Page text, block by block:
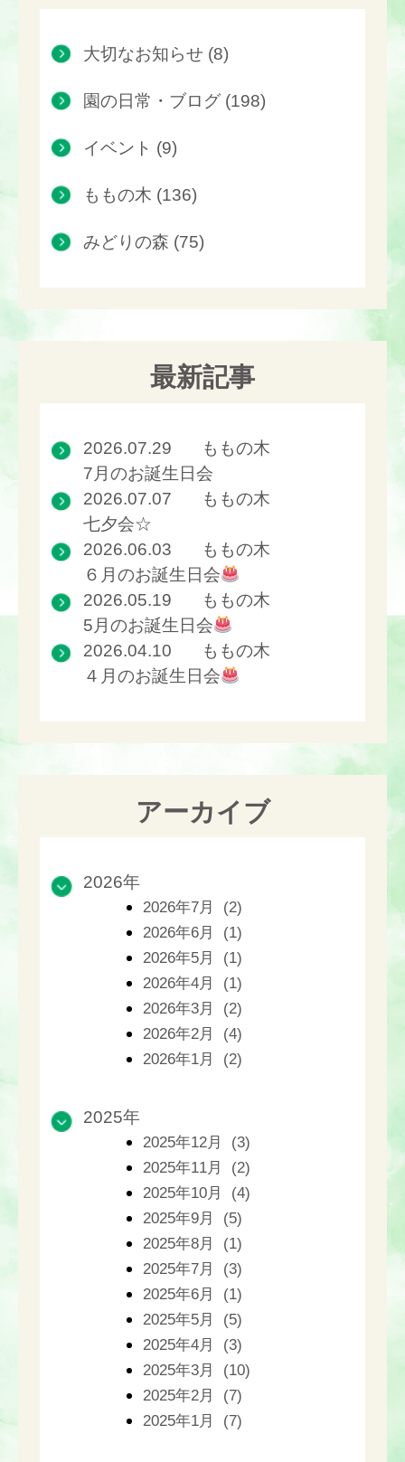
大切なお知らせ (8)
園の日常・ブログ (198)
イベント (9)
ももの木 (136)
みどりの森 (75)
最新記事
2026.07.29
ももの木
7月のお誕生日会
2026.07.07
ももの木
七夕会☆
2026.06.03
ももの木
６月のお誕生日会
2026.05.19
ももの木
5月のお誕生日会
2026.04.10
ももの木
４月のお誕生日会
アーカイブ
2026年
2026年7月 (2)
2026年6月 (1)
2026年5月 (1)
2026年4月 (1)
2026年3月 (2)
2026年2月 (4)
2026年1月 (2)
2025年
2025年12月 (3)
2025年11月 (2)
2025年10月 (4)
2025年9月 (5)
2025年8月 (1)
2025年7月 (3)
2025年6月 (1)
2025年5月 (5)
2025年4月 (3)
2025年3月 (10)
2025年2月 (7)
2025年1月 (7)